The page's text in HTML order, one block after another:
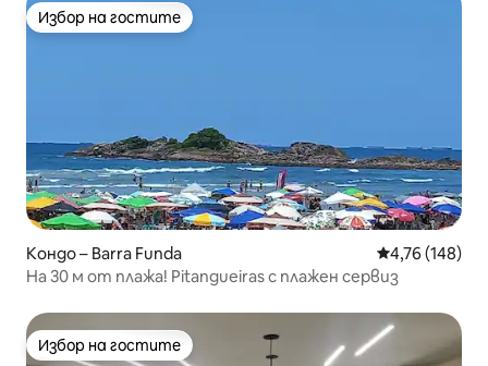
Избор на гостите
Избор на гостите
Кондо – Barra Funda Средна
4,76 (148)
На 30 м от плажа! Pitangueiras с плажен сервиз
Избор на гостите
Избор на гостите